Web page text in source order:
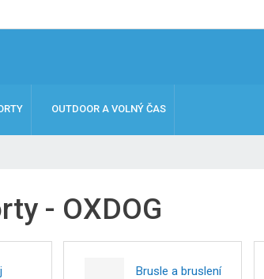
OUTDOOR A VOLNÝ ČAS
- OXDOG
Brusle a bruslení